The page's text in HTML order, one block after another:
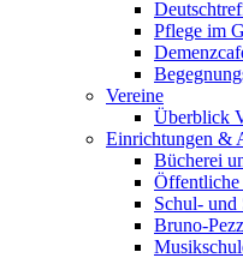
Pflege im
Vereine
Überblick
Einrichtungen &
Bücherei
Öffentliche
Schul- und
Bruno-